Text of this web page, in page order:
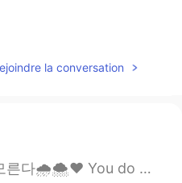
la conversation
clothes are getting wet in a drizzle hold on to y...